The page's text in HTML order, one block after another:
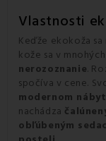
Vlastnosti
Keďže ekokoža
kože sa v
nerozoznanie.
spočíva v cene.
modernom
nachádza
obľúbeným